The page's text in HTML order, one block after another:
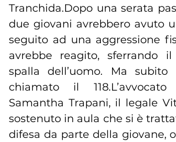
Tranchida.Dopo una serata
due giovani avrebbero avuto
seguito ad una aggressione
avrebbe reagito, sferrando
spalla dell’uomo. Ma subito
chiamato il
Samantha Trapani, il legale
sostenuto in aula che si è
difesa da parte della giovane,